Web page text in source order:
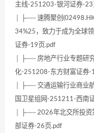
主线-251203-银河证券-23
│ ├── 速腾聚创
34%25，致力于成为全球
证券-19页.pdf
│ ├── 房地产行业专题研
化-251208-东方财富证券-
│ ├── 交通运输行业商业
国卫星组网-251211-西南
│ ├── 2026年北交所投
部证券-26页.pdf